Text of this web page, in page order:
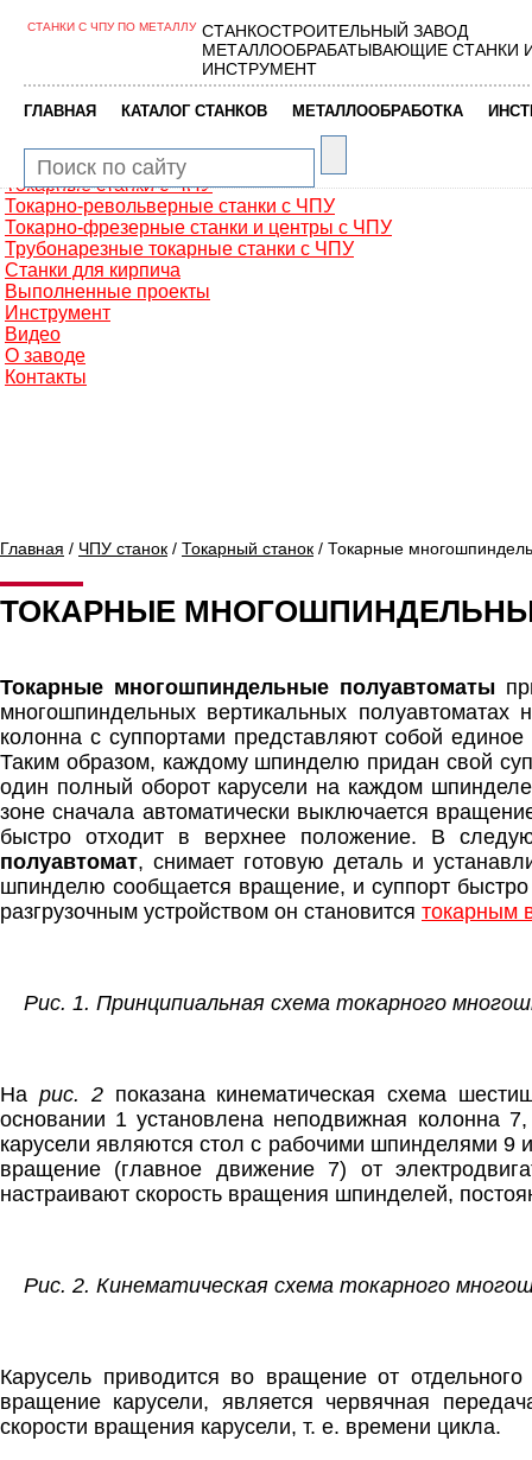
Главная
Фрезерные обрабатывающие центры
Сверлильно-фрезерные станки
Промышленные роботы манипуляторы
Токарные автоматы с ЧПУ
Токарные станки с ЧПУ
Токарно-револьверные станки с ЧПУ
Токарно-фрезерные станки и центры с ЧПУ
Трубонарезные токарные станки с ЧПУ
Станки для кирпича
Выполненные проекты
Инструмент
Видео
О заводе
Контакты
СТАНКИ С ЧПУ ПО МЕТАЛЛУ СТАНКОСТРОИТЕЛЬНЫЙ ЗАВОД
МЕТАЛЛООБРАБАТЫВАЮЩИЕ СТАНКИ
ИНСТРУМЕНТ
ГЛАВНАЯ КАТАЛОГ СТАНКОВ МЕТАЛЛООБРАБОТКА
Главная / ЧПУ станок / Токарный станок / Токарные
ТОКАРНЫЕ
Токарные многошпиндельные полуавтоматы
многошпиндельных вертикальных полуавтоматах
колонна с суппортами представляют собой
Таким образом, каждому шпинделю придан свой
один полный оборот карусели на каждом
зоне сначала автоматически выключается
быстро отходит в верхнее положение. В
полуавтомат, снимает готовую деталь и
шпинделю сообщается вращение, и суппорт быстро
разгрузочным устройством он становится токарным
Рис. 1. Принципиальная схема токарного
На рис. 2показана кинематическая схема
основании 1 установлена неподвижная колонна
карусели являются стол с рабочими шпинделями 9
вращение (главное движение 7) от
настраивают скорость вращения шпинделей,
Рис. 2. Кинематическая схема токарного
Карусель приводится во вращение от
вращение карусели, является червячная
скорости вращения карусели, т. е. времени цикла.